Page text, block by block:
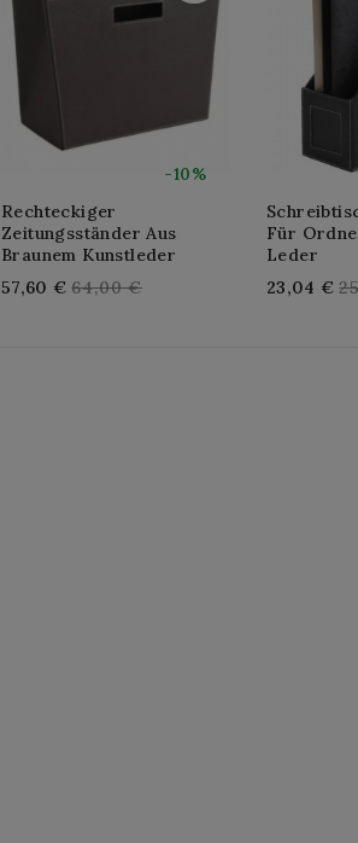
-10%
Rechteckiger
Zeitungsständer Aus
Braunem Kunstleder
57,60 € Regular
64,00 €
Für
Leder
23,04 €